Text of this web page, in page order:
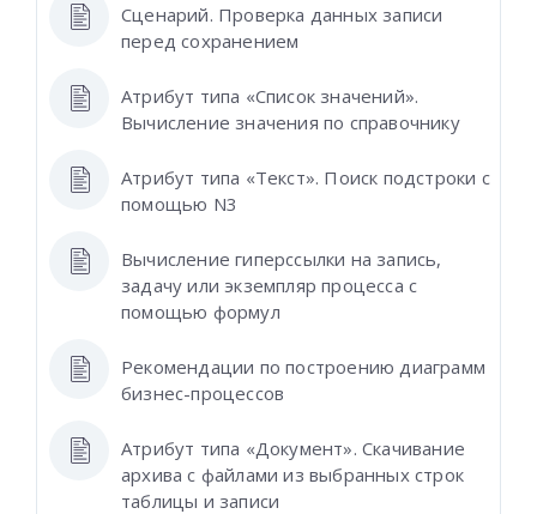
Сценарий. Проверка данных записи
перед сохранением
Атрибут типа «Список значений».
Вычисление значения по справочнику
Атрибут типа «Текст». Поиск подстроки с
помощью N3
Вычисление гиперссылки на запись,
задачу или экземпляр процесса с
помощью формул
Рекомендации по построению диаграмм
бизнес-процессов
Атрибут типа «Документ». Скачивание
архива с файлами из выбранных строк
таблицы и записи